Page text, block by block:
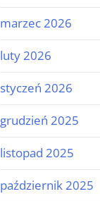
marzec 2026
luty 2026
styczeń 2026
grudzień 2025
listopad 2025
październik 2025